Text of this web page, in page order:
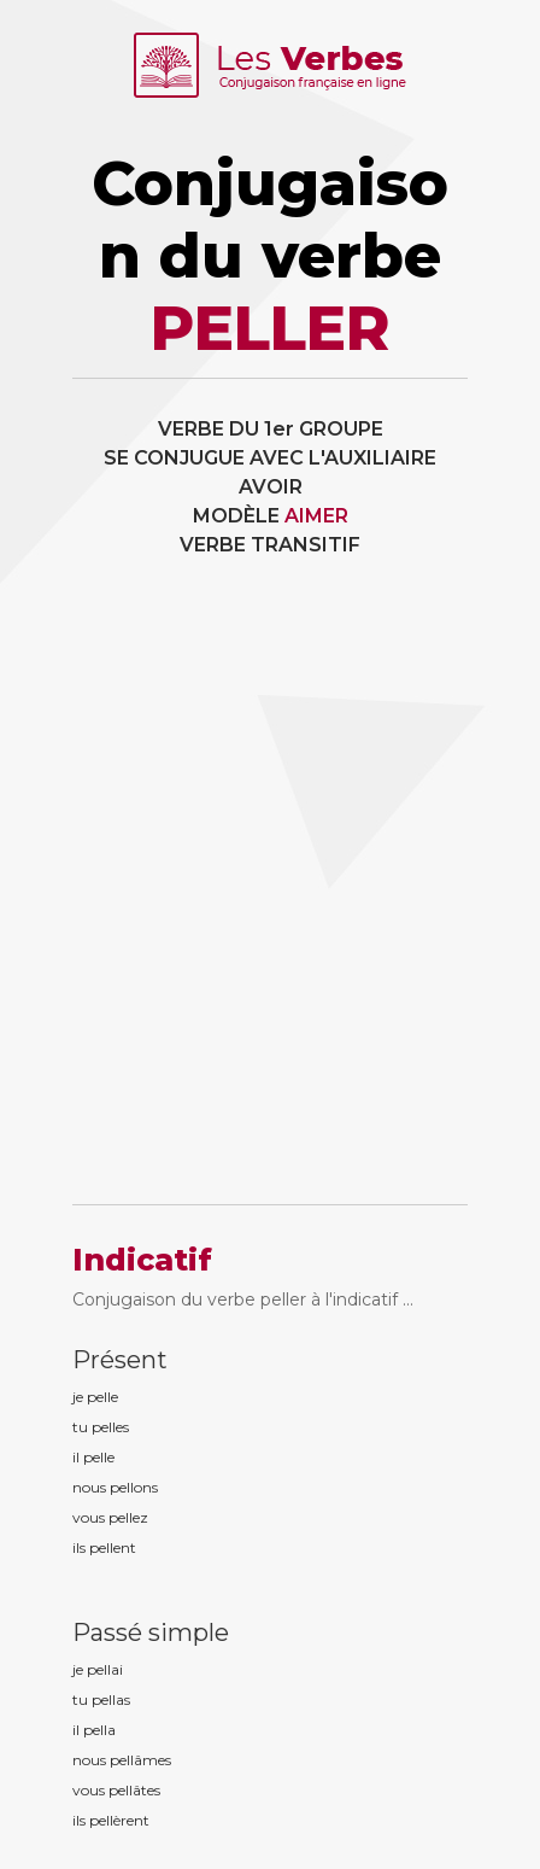
Conjugaiso
n du verbe
PELLER
VERBE DU 1er GROUPE
SE CONJUGUE AVEC L'AUXILIAIRE
AVOIR
MODÈLE AIMER
VERBE TRANSITIF
Indicatif
Conjugaison du verbe peller à l'indicatif ...
Présent
je pelle
tu pelles
il pelle
nous pellons
vous pellez
ils pellent
Passé simple
je pellai
tu pellas
il pella
nous pellâmes
vous pellâtes
ils pellèrent